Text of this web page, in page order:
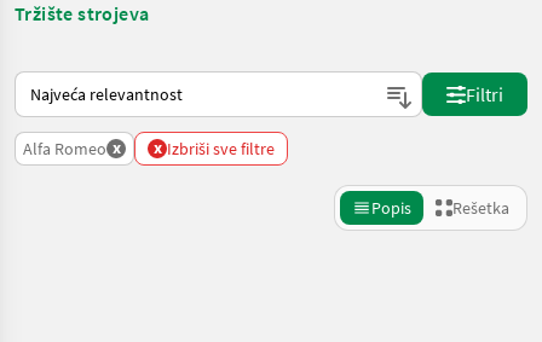
Tržište strojeva
Tako se sortira na Landwirt.com
Filtri
Alfa Romeo x x Izbriši sve filtre
Popis Rešetka